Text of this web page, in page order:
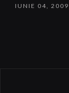
IUNIE 04, 2009